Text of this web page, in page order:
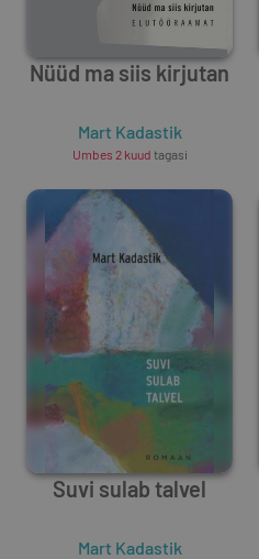
Nüüd ma siis kirjutan
Mart Kadastik
Umbes 2 kuud tagasi
Suvi sulab talvel
Mart Kadastik